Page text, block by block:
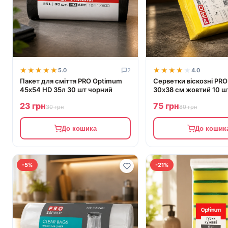
★★★★★
★★★★★ 5.0 2
Пакет для смiття PRO Optimum
45х54 HD 35л 30 шт чорний
23 грн30 грн
До кошика
★★★★★
★★★★★ 4.0
Серветки віскозні
30х38 см жовтий 10
75 грн80 грн
До
-5% -21%